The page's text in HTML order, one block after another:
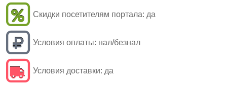
Скидки посетителям портала: да
Условия оплаты: нал/безнал
Условия доставки: да